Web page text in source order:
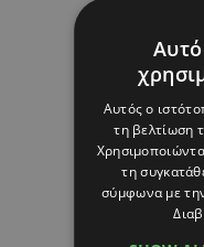
Αυτός ο
τη βελτίωση
τη
σύμφωνα με